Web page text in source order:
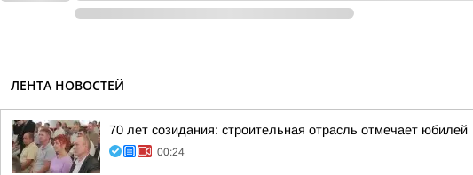
ЛЕНТА НОВОСТЕЙ
70 лет созидания: строительная отрасль отмечает юбилей
00:24